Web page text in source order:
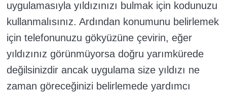
uygulamasıyla yıldızınızı bulmak için kodunuzu
kullanmalısınız. Ardından konumunu belirlemek
için telefonunuzu gökyüzüne çevirin, eğer
yıldızınız görünmüyorsa doğru yarımkürede
değilsinizdir ancak uygulama size yıldızı ne
zaman göreceğinizi belirlemede yardımcı